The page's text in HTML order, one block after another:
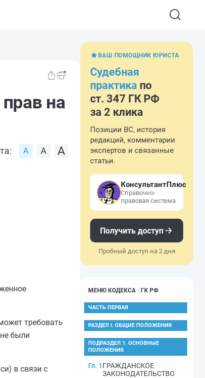
на
требовать
были
в связи с
ВАШ ПОМОЩНИК ЮРИСТА
Судебная
практика по
ст. 347 ГК РФ
за 2 клика
Позиции ВС, история
редакций, комментарии
экспертов и связанные
статьи.
КонсультантПлюс
Справочно-
правовая система
Получить доступ
Пробный доступ на 2 дня
МЕНЮ КОДЕКСА · ГК РФ
ЧАСТЬ ПЕРВАЯ
РАЗДЕЛ I. ОБЩИЕ ПОЛОЖЕНИЯ
ПОДРАЗДЕЛ 1. ОСНОВНЫЕ
ПОЛОЖЕНИЯ
Гл. 1ГРАЖДАНСКОЕ
ЗАКОНОДАТЕЛЬСТВО